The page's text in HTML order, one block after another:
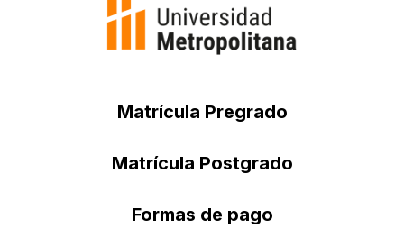
Matrícula Pregrado
Matrícula Postgrado
Formas de pago